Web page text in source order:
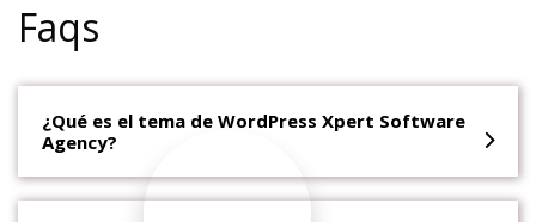
Faqs
¿Qué es el tema de WordPress Xpert Software
Agency?